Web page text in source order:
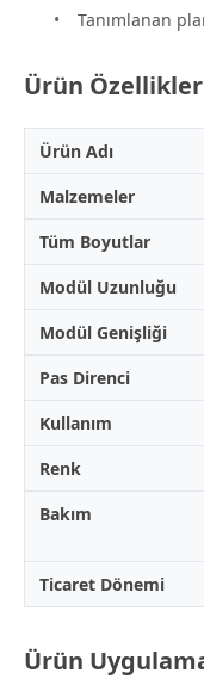
Tanımlanan
Ürün
Ürün Adı
Malzemeler
Tüm Boyutlar
Modül Uzunluğu
Modül Genişliği
Pas Direnci
Kullanım
Renk
Bakım
Ticaret Dönemi
Ürün